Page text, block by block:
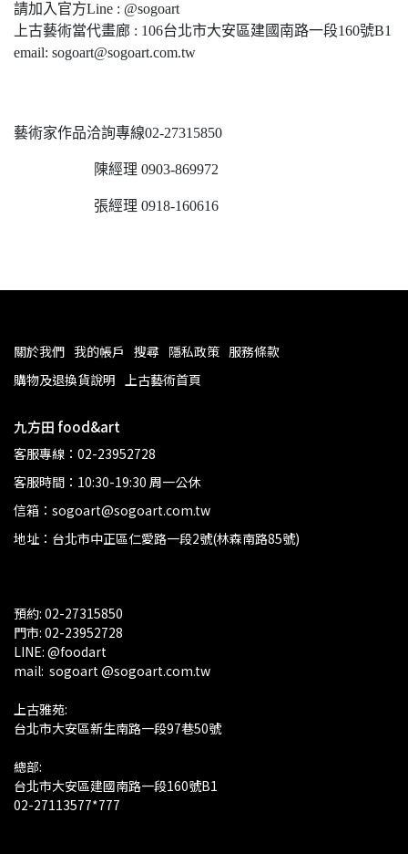
請加入官方Line : @sogoart
上古藝術當代畫廊 : 106台北市大安區建國南路一段160號B1
email: sogoart@sogoart.com.tw
藝術家作品洽詢專線02-27315850
陳經理 0903-869972
張經理 0918-160616
關於我們 我的帳戶 搜尋 隱私政策 服務條款
購物及退換貨說明 上古藝術首頁
九方田 food&art
客服專線：02-23952728
客服時間：10:30-19:30 周一公休
信箱：sogoart@sogoart.com.tw
地址：台北市中正區仁愛路一段2號(林森南路85號)
預約: 02-27315850
門市: 02-23952728
LINE: @foodart
mail:  sogoart @sogoart.com.tw
上古雅苑:
台北市大安區新生南路一段97巷50號
總部:
台北市大安區建國南路一段160號B1
02-27113577*777